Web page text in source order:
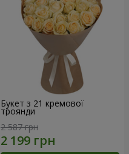
Букет з 21 кремової
троянди
2 587 грн